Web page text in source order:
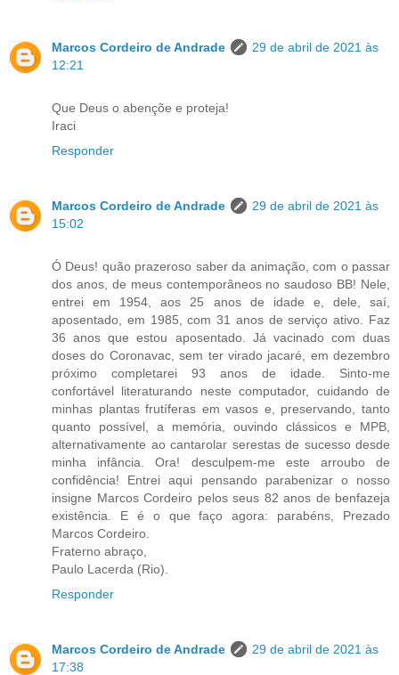
Marcos Cordeiro de Andrade
29 de abril de 2021 às
12:21
Que Deus o abençõe e proteja!
Iraci
Responder
Marcos Cordeiro de Andrade
29 de abril de 2021 às
15:02
Ó Deus! quão prazeroso saber da animação, com o passar
dos anos, de meus contemporâneos no saudoso BB! Nele,
entrei em 1954, aos 25 anos de idade e, dele, saí,
aposentado, em 1985, com 31 anos de serviço ativo. Faz
36 anos que estou aposentado. Já vacinado com duas
doses do Coronavac, sem ter virado jacaré, em dezembro
próximo completarei 93 anos de idade. Sinto-me
confortável literaturando neste computador, cuidando de
minhas plantas frutíferas em vasos e, preservando, tanto
quanto possível, a memória, ouvindo clássicos e MPB,
alternativamente ao cantarolar serestas de sucesso desde
minha infância. Ora! desculpem-me este arroubo de
confidência! Entrei aqui pensando parabenizar o nosso
insigne Marcos Cordeiro pelos seus 82 anos de benfazeja
existência. E é o que faço agora: parabéns, Prezado
Marcos Cordeiro.
Fraterno abraço,
Paulo Lacerda (Rio).
Responder
Marcos Cordeiro de Andrade
29 de abril de 2021 às
17:38